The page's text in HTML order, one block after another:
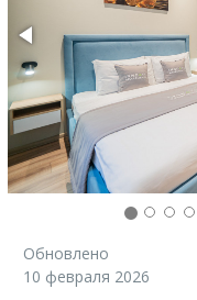
Обновлено
10 февраля 2026